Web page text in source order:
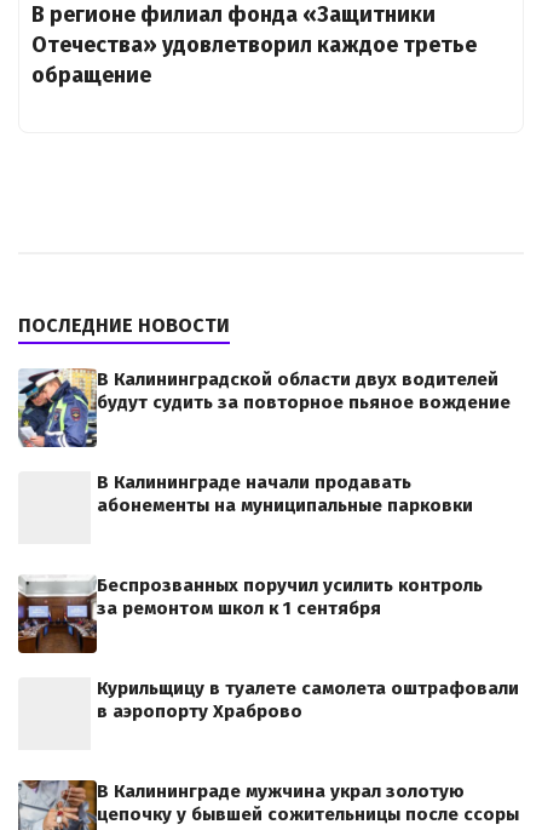
В регионе филиал фонда «Защитники
Отечества» удовлетворил каждое третье
обращение
ПОСЛЕДНИЕ НОВОСТИ
В Калининградской области двух водителей
будут судить за повторное пьяное вождение
В Калининграде начали продавать
абонементы на муниципальные парковки
Беспрозванных поручил усилить контроль
за ремонтом школ к 1 сентября
Курильщицу в туалете самолета оштрафовали
в аэропорту Храброво
В Калининграде мужчина украл золотую
цепочку у бывшей сожительницы после ссоры